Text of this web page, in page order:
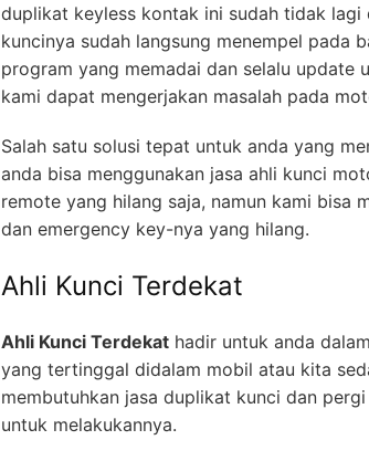
duplikat keyless kontak ini sudah tidak
kuncinya sudah langsung menempel pada
program yang memadai dan selalu update
kami dapat mengerjakan masalah pada
Salah satu solusi tepat untuk anda yang
anda bisa menggunakan jasa ahli kunci
remote yang hilang saja, namun kami bisa
dan emergency key-nya yang hilang.
Ahli Kunci Terdekat
Ahli Kunci Terdekat hadir untuk anda
yang tertinggal didalam mobil atau kita
membutuhkan jasa duplikat kunci dan
untuk melakukannya.